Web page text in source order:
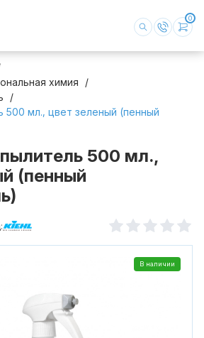
0
химия
500 мл., цвет зеленый (пенный
500 мл.,
(пенный
В наличии